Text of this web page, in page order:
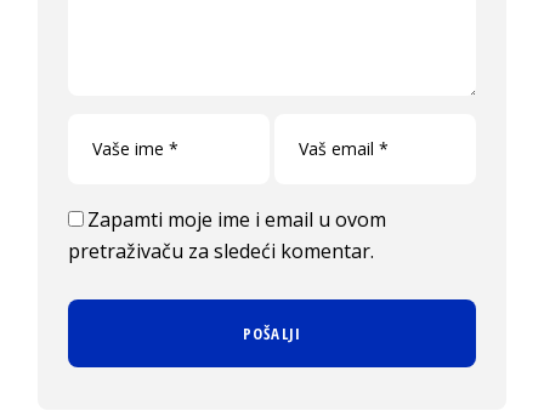
Zapamti moje ime i email u ovom
pretraživaču za sledeći komentar.